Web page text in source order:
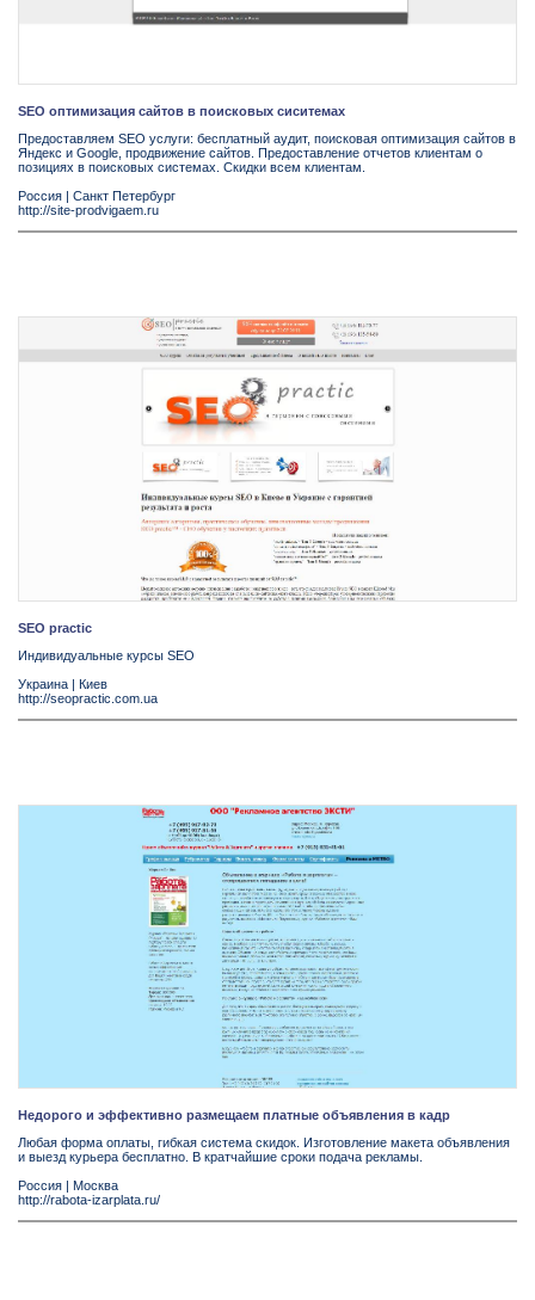
SEO оптимизация сайтов в поисковых сиситемах
Предоставляем SEO услуги: бесплатный аудит, поисковая оптимизация сайтов в
Яндекс и Google, продвижение сайтов. Предоставление отчетов клиентам о
позициях в поисковых системах. Скидки всем клиентам.
Россия
Санкт Петербург
http://site-prodvigaem.ru
SEO practic
Индивидуальные курсы SEO
Украина | Киев
http://seopractic.com.ua
Недорого и эффективно размещаем платные объявления в кадр
Любая форма оплаты, гибкая система скидок. Изготовление макета объявления
и выезд курьера бесплатно. В кратчайшие сроки подача рекламы.
Россия | Москва
http://rabota-izarplata.ru/